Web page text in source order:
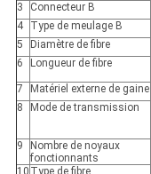
3
Connecteur B
4
Type de meulage B
5
Diamètre de fibre
6
Longueur de fibre
7
Matériel externe de gaine
8
Mode de transmission
9
Nombre de noyaux
fonctionnants